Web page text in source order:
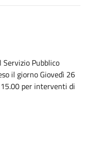
Pubblico
il giorno Giovedì 26
per interventi di